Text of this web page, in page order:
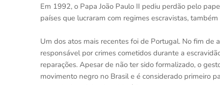
Em 1992, o Papa João Paulo II pediu perdão pelo
países que lucraram com regimes escravistas,
Um dos atos mais recentes foi de Portugal. No fim de
responsável por crimes cometidos durante a
reparações. Apesar de não ter sido formalizado, o
movimento negro no Brasil e é considerado primeiro